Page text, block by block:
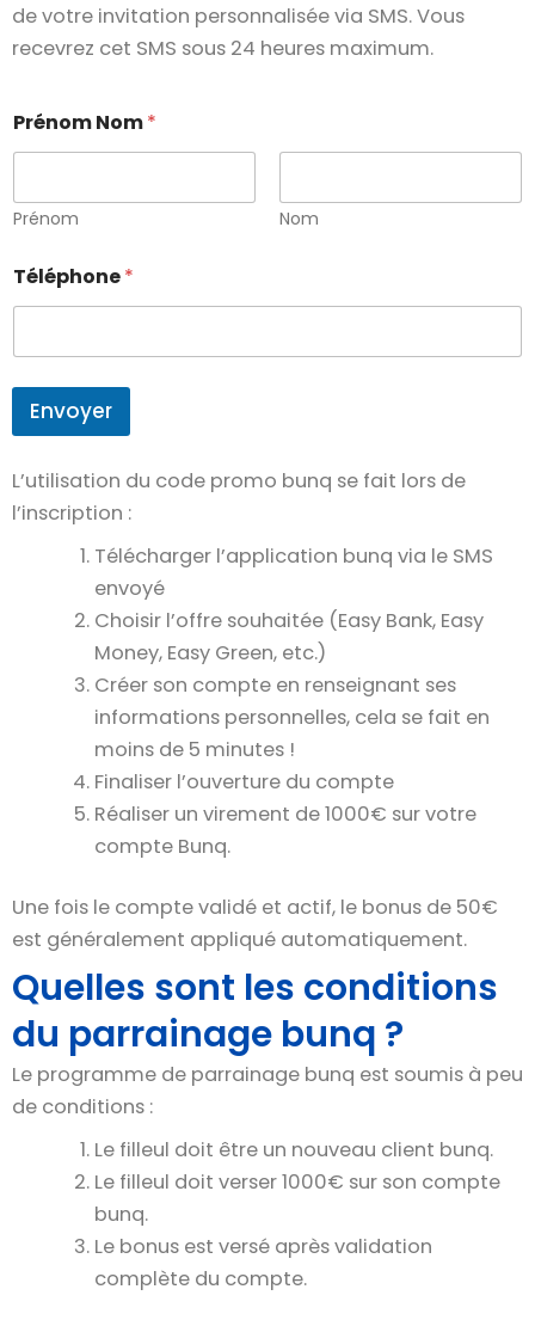
de votre invitation personnalisée via SMS. Vous
recevrez cet SMS sous 24 heures maximum.
o
m
o
m
é
é
h
Prénom Nom*
Prénom Nom
Téléphone*
Envoyer
L’utilisation du code promo bunq se fait lors de
l’inscription :
Télécharger l’application bunq via le SMS
envoyé
Choisir l’offre souhaitée (Easy Bank, Easy
Money, Easy Green, etc.)
Créer son compte en renseignant ses
informations personnelles, cela se fait en
moins de 5 minutes !
Finaliser l’ouverture du compte
Réaliser un virement de 1000€ sur votre
compte Bunq.
Une fois le compte validé et actif, le bonus de 50€
est généralement appliqué automatiquement.
Quelles sont les conditions
du parrainage bunq ?
Le programme de parrainage bunq est soumis à peu
de conditions :
Le filleul doit être un nouveau client bunq.
Le filleul doit verser 1000€ sur son compte
bunq.
Le bonus est versé après validation
complète du compte.